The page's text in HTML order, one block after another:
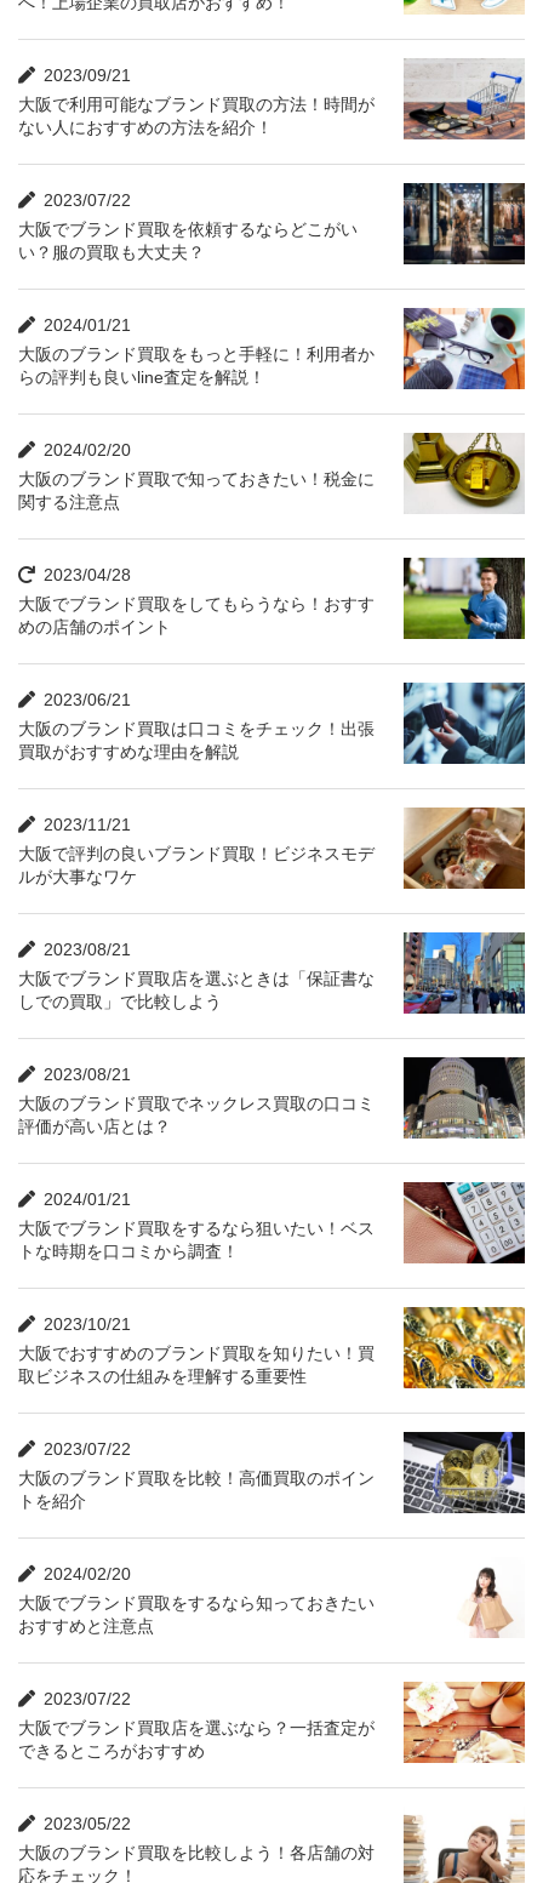
2023/09/21
大阪で利用可能なブランド買取の方法！時間が
ない人におすすめの方法を紹介！
2023/07/22
大阪でブランド買取を依頼するならどこがい
い？服の買取も大丈夫？
2024/01/21
大阪のブランド買取をもっと手軽に！利用者か
らの評判も良いline査定を解説！
2024/02/20
大阪のブランド買取で知っておきたい！税金に
関する注意点
2023/04/28
大阪でブランド買取をしてもらうなら！おすす
めの店舗のポイント
2023/06/21
大阪のブランド買取は口コミをチェック！出張
買取がおすすめな理由を解説
2023/11/21
大阪で評判の良いブランド買取！ビジネスモデ
ルが大事なワケ
2023/08/21
大阪でブランド買取店を選ぶときは「保証書な
しでの買取」で比較しよう
2023/08/21
大阪のブランド買取でネックレス買取の口コミ
評価が高い店とは？
2024/01/21
大阪でブランド買取をするなら狙いたい！ベス
トな時期を口コミから調査！
2023/10/21
大阪でおすすめのブランド買取を知りたい！買
取ビジネスの仕組みを理解する重要性
2023/07/22
大阪のブランド買取を比較！高価買取のポイン
トを紹介
2024/02/20
大阪でブランド買取をするなら知っておきたい
おすすめと注意点
2023/07/22
大阪でブランド買取店を選ぶなら？一括査定が
できるところがおすすめ
2023/05/22
大阪のブランド買取を比較しよう！各店舗の対
応をチェック！